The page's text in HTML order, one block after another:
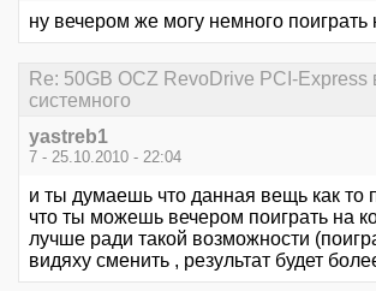
ну вечером же могу немного поиграть
Re: 50GB OCZ RevoDrive PCI-Express
системного
yastreb1
7 - 25.10.2010 - 22:04
и ты думаешь что данная вещь как то
что ты можешь вечером поиграть на
лучше ради такой возможности
видяху сменить , результат будет